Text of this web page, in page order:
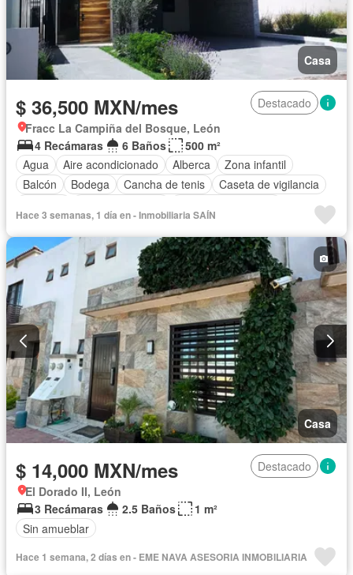
Casa
$ 36,500 MXN/mes
Destacado
Fracc La Campiña del Bosque, León
4 Recámaras
6 Baños
500 m²
Agua
Aire acondicionado Alberca
Zona infantil
Balcón
Bodega Cancha de tenis
Caseta de vigilancia
Cuarto de servicio
Electricidad
Estacionamiento
Gimnasio
Internet Jacuzzi
Jardín
Recámara con closet
Sala polivalente
Sauna
Seguridad
Televisión por cable Terraza
Zonas verdes
Permite mascotas
Permite niños
Solo familias
Sin amueblar
Hace 3 semanas, 1 día en - Inmobiliaria SAÍN
Casa
$ 14,000 MXN/mes
Destacado
El Dorado II, León
3 Recámaras
2.5 Baños
1 m²
Sin amueblar
Hace 1 semana, 2 días en - EME NAVA ASESORIA INMOBILIARIA